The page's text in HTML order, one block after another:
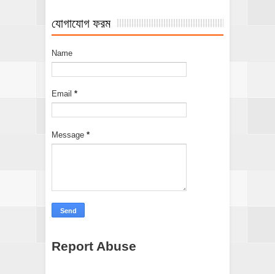
যোগাযোগ ফরম
Name
Email *
Message *
Report Abuse